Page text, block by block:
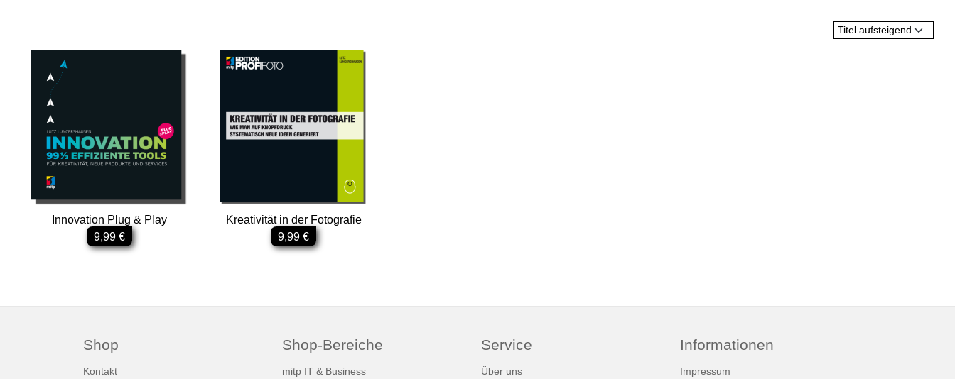
Titel aufsteigend
Innovation Plug & Play
9,99 €
Kreativität in der Fotografie
9,99 €
Shop
Kontakt
Shop-Bereiche
mitp IT & Business
Service
Über uns
Informationen
Impressum